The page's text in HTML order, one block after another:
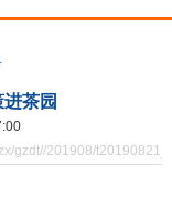
茶园
gzdt//201908/